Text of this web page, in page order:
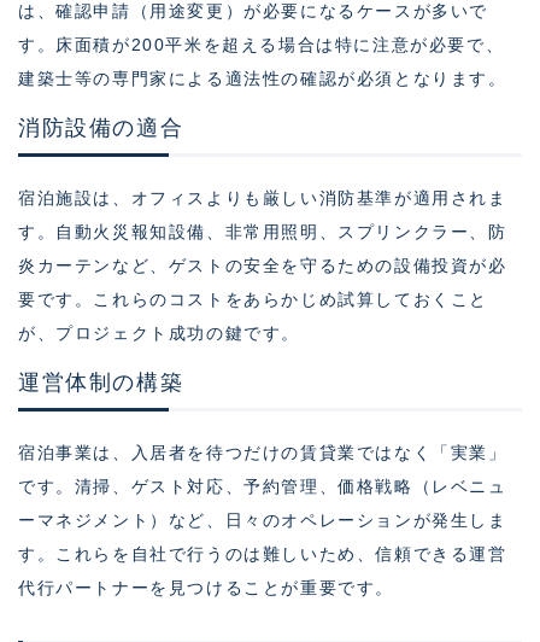
は、確認申請（用途変更）が必要になるケースが多いで
す。床面積が200平米を超える場合は特に注意が必要で、
建築士等の専門家による適法性の確認が必須となります。
消防設備の適合
宿泊施設は、オフィスよりも厳しい消防基準が適用されま
す。自動火災報知設備、非常用照明、スプリンクラー、防
炎カーテンなど、ゲストの安全を守るための設備投資が必
要です。これらのコストをあらかじめ試算しておくこと
が、プロジェクト成功の鍵です。
運営体制の構築
宿泊事業は、入居者を待つだけの賃貸業ではなく「実業」
です。清掃、ゲスト対応、予約管理、価格戦略（レベニュ
ーマネジメント）など、日々のオペレーションが発生しま
す。これらを自社で行うのは難しいため、信頼できる運営
代行パートナーを見つけることが重要です。